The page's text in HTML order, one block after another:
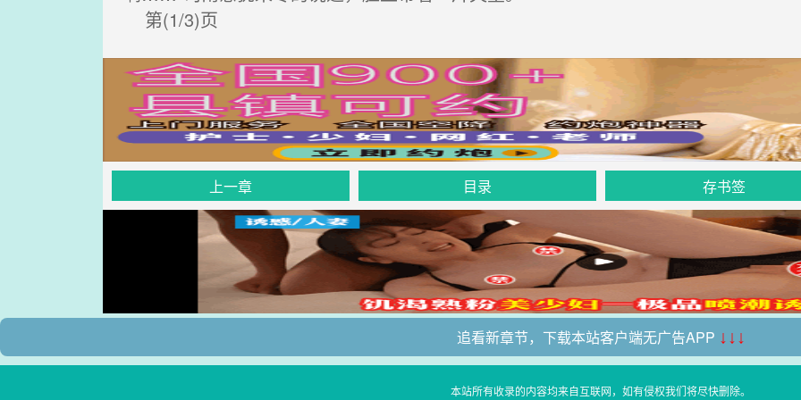
第(1/3)页
上一章 目录 存书签
追看新章节，下载本站客户端无广告APP ↓↓↓
本站所有收录的内容均来自互联网，如有侵权我们将尽快删除。